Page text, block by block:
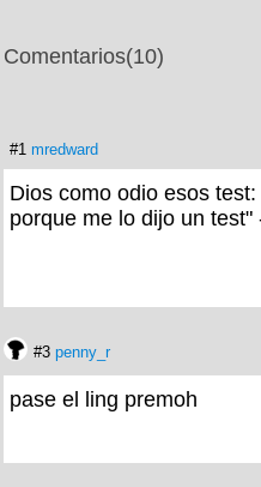
Comentarios(10)
#1 mredward
Dios como odio esos
porque me lo dijo un
#3 penny_r
pase el ling premoh